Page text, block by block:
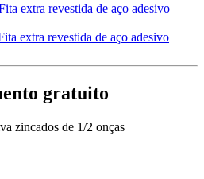
extra revestida de aço adesivo
extra revestida de aço adesivo
gratuito
zincados de 1/2 onças